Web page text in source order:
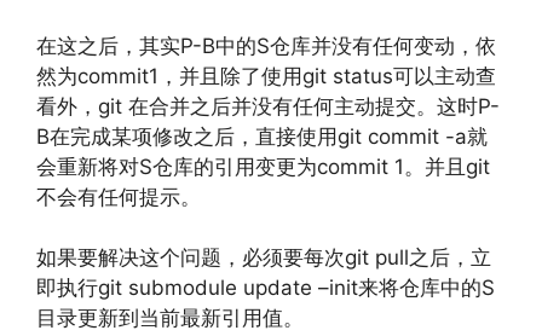
在这之后，其实P-B中的S仓库并没有任何变动，依
然为commit1，并且除了使用git status可以主动查
看外，git 在合并之后并没有任何主动提交。这时P-
B在完成某项修改之后，直接使用git commit -a就
会重新将对S仓库的引用变更为commit 1。并且git
不会有任何提示。
如果要解决这个问题，必须要每次git pull之后，立
即执行git submodule update –init来将仓库中的S
目录更新到当前最新引用值。